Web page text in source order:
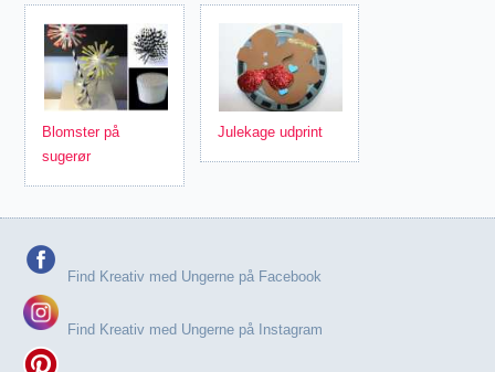
Blomster på
sugerør
Julekage udprint
Find Kreativ med Ungerne på Facebook
Find Kreativ med Ungerne på Instagram